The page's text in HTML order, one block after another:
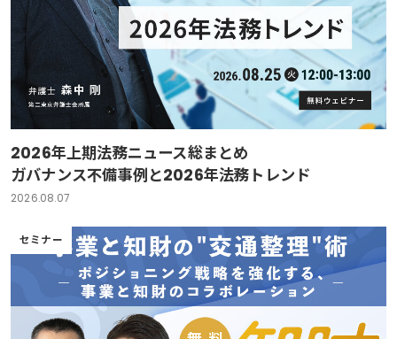
2026年上期法務ニュース総まとめ
ガバナンス不備事例と2026年法務トレンド
2026.08.07
セミナー